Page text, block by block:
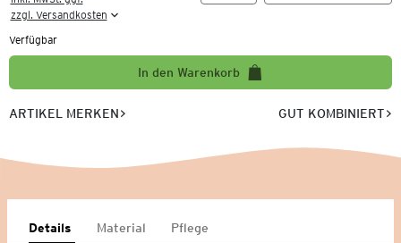
zzgl. Versandkosten
Verfügbar
In den Warenkorb
ARTIKEL MERKEN GUT KOMBINIERT
Details Material Pflege